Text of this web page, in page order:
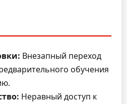
Внезапный переход
обучения
Неравный доступ к